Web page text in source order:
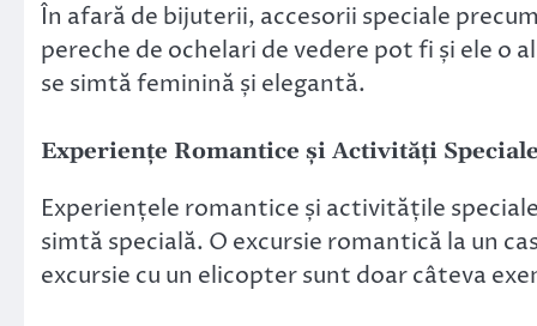
În afară de bijuterii, accesorii speciale
pereche de ochelari de vedere pot fi și ele o
se simtă feminină și elegantă.
Experiențe Romantice și Activități
Experiențele romantice și activitățile
simtă specială. O excursie romantică la un
excursie cu un elicopter sunt doar câteva